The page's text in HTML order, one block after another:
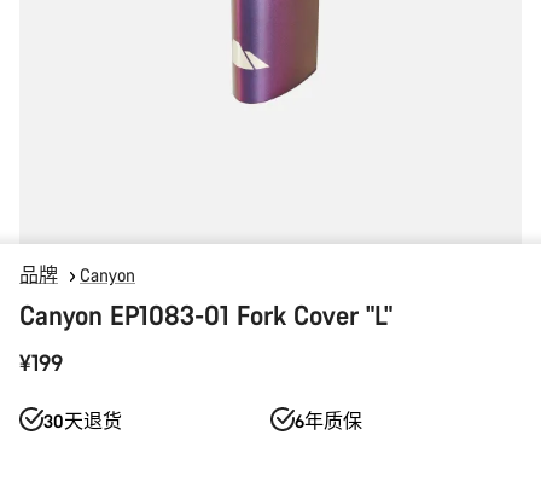
品牌 Canyon
Canyon EP1083-01 Fork Cover "L"
¥199
30天退货 6年质保